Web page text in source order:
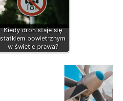
Kiedy dron staje się
statkiem powietrznym
w świetle prawa?